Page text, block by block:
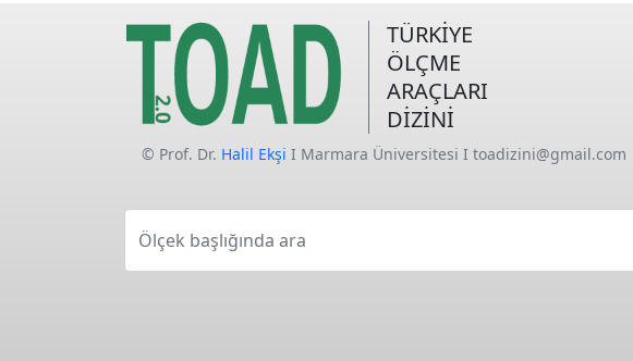
TÜRKİYE
ÖLÇME
ARAÇLARI
DİZİNİ
© Prof. Dr. Halil Ekşi I Marmara Üniversitesi I toadizini@gmail.com
Ölçek başlığında ara